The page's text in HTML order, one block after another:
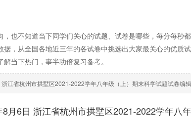
，也不知道当下同学们关心的试题、试卷是哪些，每分每秒
据，从全国各地近三年的各试卷中挑选出大家最关心的优质
当下热门，事半功倍复习备考。